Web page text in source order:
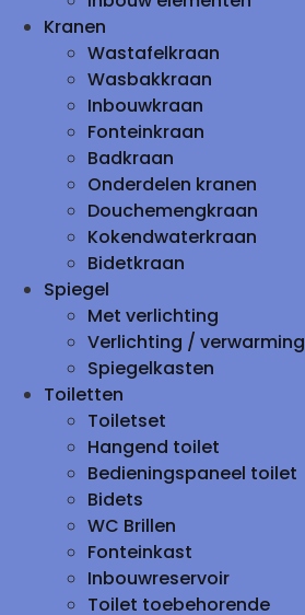
Kranen
Wastafelkraan
Wasbakkraan
Inbouwkraan
Fonteinkraan
Badkraan
Onderdelen kranen
Douchemengkraan
Kokendwaterkraan
Bidetkraan
Spiegel
Met verlichting
Verlichting / verwarming
Spiegelkasten
Toiletten
Toiletset
Hangend toilet
Bedieningspaneel toilet
Bidets
WC Brillen
Fonteinkast
Inbouwreservoir
Toilet toebehorende